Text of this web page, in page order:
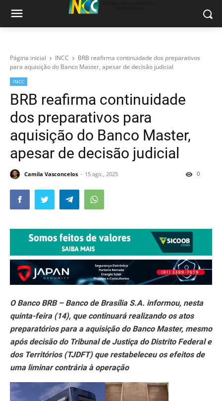
Página inicial INCC
BRB reafirma continuidade dos preparativos
para aquisição do Banco Master, apesar de decisão judicial
INCC
BRB reafirma continuidade
dos preparativos para
aquisição do Banco Master,
apesar de decisão judicial
Camila Vasconcelos 15 ago., 2025 0
O Banco BRB – Banco de Brasília S.A. informou, nesta
quinta-feira (14), que continuará realizando os atos
preparatórios para a aquisição do Banco Master, mesmo
após decisão do Tribunal de Justiça do Distrito Federal e
dos Territórios (TJDFT) que restabeleceu os efeitos de
uma liminar contrária à operação